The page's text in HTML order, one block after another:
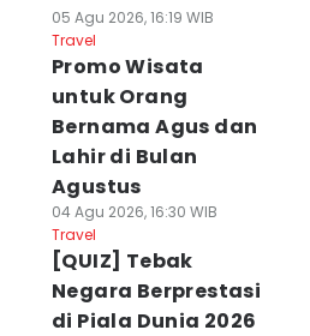
05 Agu 2026, 16:19 WIB
Travel
Promo Wisata
untuk Orang
Bernama Agus dan
Lahir di Bulan
Agustus
04 Agu 2026, 16:30 WIB
Travel
[QUIZ] Tebak
Negara Berprestasi
di Piala Dunia 2026